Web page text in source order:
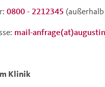
0800 - 2212345
mail-
Klinik